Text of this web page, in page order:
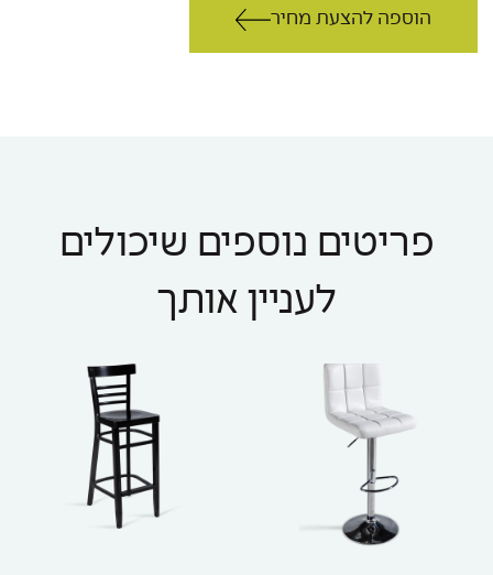
הוספה להצעת מחיר
פריטים נוספים שיכולים
לעניין אותך